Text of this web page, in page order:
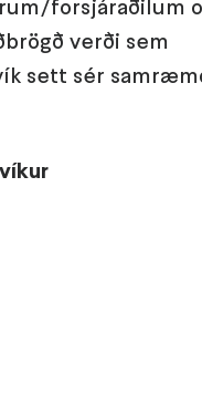
forsjáraðilum
verði sem
sett sér